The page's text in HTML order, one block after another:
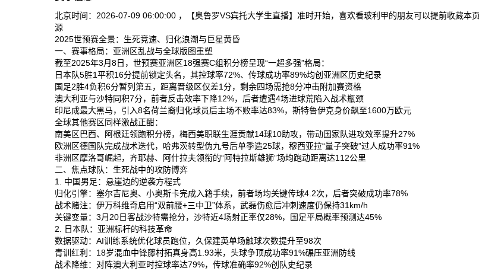
北京时间：2026-07-09 06:00:00 ，【奥鲁罗VS宾托大学生直播】准时开始，喜欢看玻利甲的朋友可以提前收藏本
源
2025世预赛全景：生死竞速、归化浪潮与巨星黄昏
一、赛事格局：亚洲区乱战与全球版图重塑
截至2025年3月8日，世预赛亚洲区18强赛C组积分榜呈现“一超多强”格局：
日本队‌5胜1平积16分提前锁定头名，其控球率72%、传球成功率89%均创亚洲区历史纪录‌
国足‌2胜4负积6分暂列第五，距离晋级区仅差1分，剩余四场需抢8分冲击附加赛资格‌
澳大利亚‌与‌沙特‌同积7分，前者反击效率下降12%，后者遭遇4场进球荒陷入战术瓶颈‌
印尼‌成最大黑马，引入8名荷兰裔归化球员后主场不败率达83%，斯特鲁伊克身价飙至1600万欧元‌
全球其他赛区同样激战正酣：
南美区‌巴西、阿根廷领跑积分榜，梅西美职联生涯贡献14球10助攻，带动国家队进攻效率提升27%‌
欧洲区‌德国队完成战术迭代，哈弗茨转型伪九号后单季造25球，穆西亚拉“量子突破”过人成功率91%‌
非洲区‌摩洛哥崛起，齐耶赫、阿什拉夫领衔的“阿特拉斯雄狮”场均跑动距离达112公里‌
二、焦点球队：生死战中的攻防博弈
1. 中国男足：悬崖边的逆袭方程式
归化引擎‌：塞尔吉尼奥、小奥斯卡完成入籍手续，前者场均关键传球4.2次，后者突破成功率78%‌
战术赌注‌：伊万科维奇启用“双前腰+三中卫”体系，武磊伤愈后冲刺速度仍保持31km/h‌
关键变量‌：3月20日客战沙特需抢分，沙特近4场射正率仅28%，国足平局概率预测达45%‌
2. 日本队：亚洲标杆的科技革命
数据驱动‌：AI训练系统优化球员跑位，久保建英单场触球次数提升至98次‌
青训红利‌：18岁混血中锋藤村拓真身高1.93米，头球争顶成功率91%碾压亚洲防线‌
战术降维‌：对阵澳大利亚时控球率达79%，传球准确率92%创队史纪录‌